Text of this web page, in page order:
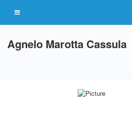
Agnelo Marotta Cassula